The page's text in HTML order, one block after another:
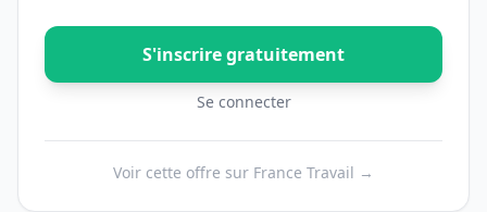
S'inscrire gratuitement
Se connecter
Voir cette offre sur France Travail →